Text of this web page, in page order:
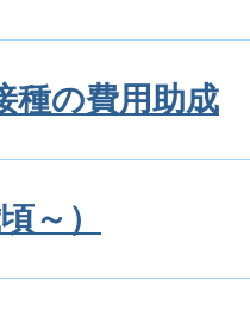
種の費用助成
～）